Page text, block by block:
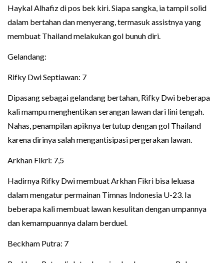
Haykal Alhafiz di pos bek kiri. Siapa sangka, ia tampil solid
dalam bertahan dan menyerang, termasuk assistnya yang
membuat Thailand melakukan gol bunuh diri.
Gelandang:
Rifky Dwi Septiawan: 7
Dipasang sebagai gelandang bertahan, Rifky Dwi beberapa
kali mampu menghentikan serangan lawan dari lini tengah.
Nahas, penampilan apiknya tertutup dengan gol Thailand
karena dirinya salah mengantisipasi pergerakan lawan.
Arkhan Fikri: 7,5
Hadirnya Rifky Dwi membuat Arkhan Fikri bisa leluasa
dalam mengatur permainan Timnas Indonesia U-23. Ia
beberapa kali membuat lawan kesulitan dengan umpannya
dan kemampuannya dalam berduel.
Beckham Putra: 7